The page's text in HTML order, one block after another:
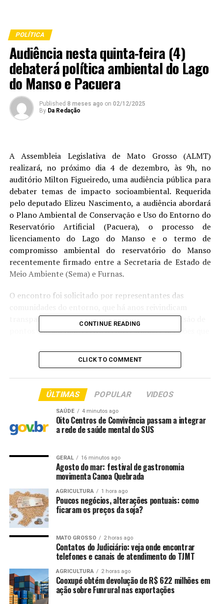
POLÍTICA
Audiência nesta quinta-feira (4)
debaterá política ambiental do Lago
do Manso e Pacuera
Published 8 meses ago on 02/12/2025
By Da Redação
A Assembleia Legislativa de Mato Grosso (ALMT)
realizará, no próximo dia 4 de dezembro, às 9h, no
auditório Milton Figueiredo, uma audiência pública para
debater temas de impacto socioambiental. Requerida
pelo deputado Elizeu Nascimento, a audiência abordará
o Plano Ambiental de Conservação e Uso do Entorno do
Reservatório Artificial (Pacuera), o processo de
licenciamento do Lago do Manso e o termo de
compromisso ambiental do reservatório do Manso
recentemente firmado entre a Secretaria de Estado de
Meio Ambiente (Sema) e Furnas.
O encontro foi solicitado por representantes das
transparência, participação social efetiva e a revisão de
pontos considerados críticos nos estudos e decisões que
seis assentamentos vinculados a Furnas, além de
diversas associações rurais e comunitárias, já confirmou
presença e promete levar uma pauta robusta de
preocupações e questionamentos.
Apresentado originalmente em 2023, o Pacuera passou
por audiências públicas em Chapada dos Guimarães e
Nova Brasilândia. No entanto, os moradores afirmam
pelas comunidades permaneceram sem resposta. Diante
do impasse, o tema chegou à Assembleia Legislativa,
onde, em audiência conduzida por Elizeu Nascimento,
foi acordado que a Sema e a Eletrobras reavaliariam os
pontos contestados e apresentariam uma nova versão
do plano.
Segundo os moradores, a notícia de que um “novo
Pacuera” estaria pronto, sem qualquer apresentação
formal às comunidades, causou surpresa e preocupação.
O cenário ganhou ainda mais tensão com a informação
de que, em outubro de 2025, a Sema e Furnas assinaram
um termo de compromisso ambiental, reforçando a
CONTINUE READING
CLICK TO COMMENT
ÚLTIMAS POPULAR VIDEOS
SAÚDE 4 minutos ago
Oito Centros de Convivência passam a integrar
a rede de saúde mental do SUS
GERAL 16 minutos ago
Agosto do mar: festival de gastronomia
movimenta Canoa Quebrada
AGRICULTURA 1 hora ago
Poucos negócios, alterações pontuais: como
ficaram os preços da soja?
MATO GROSSO 2 horas ago
Contatos do Judiciário: veja onde encontrar
telefones e canais de atendimento do TJMT
AGRICULTURA 2 horas ago
Cooxupé obtém devolução de R$ 622 milhões em
ação sobre Funrural nas exportações